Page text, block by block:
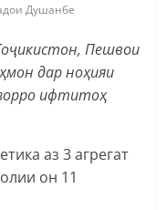
Душанбе
Пешвои
дар ноҳияи
ифтитоҳ
аз 3 агрегат
он 11